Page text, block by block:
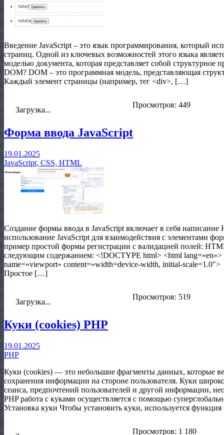
Введение JavaScript – это язык программирования, который
страниц. Одной из ключевых возможностей этого языка
моделью документа, которая представляет собой структурное
DOM? DOM – это программная модель, представляющая
Каждый элемент страницы (например, тег <div>, […]
Загрузка...
Просмотров: 449
Форма ввода JavaScript
19.01.2025
JavaScript, CSS, HTML
Создание формы ввода в JavaScript включает в себя
использование JavaScript для взаимодействия с элементами
пример простой формы регистрации с валидацией полей:
следующим содержанием: <!DOCTYPE html> <html
name=»viewport» content=»width=device-width, initial-
Простое […]
Загрузка...
Просмотров: 519
Куки (cookies) PHP
19.01.2025
PHP
Куки (cookies) — это небольшие фрагменты данных, которые
сохранения информации на стороне пользователя. Куки
сеанса, предпочтений пользователей и другой информации,
PHP работа с куками осуществляется с помощью
Установка куки Чтобы установить куки, используется
Просмотров: 1 180